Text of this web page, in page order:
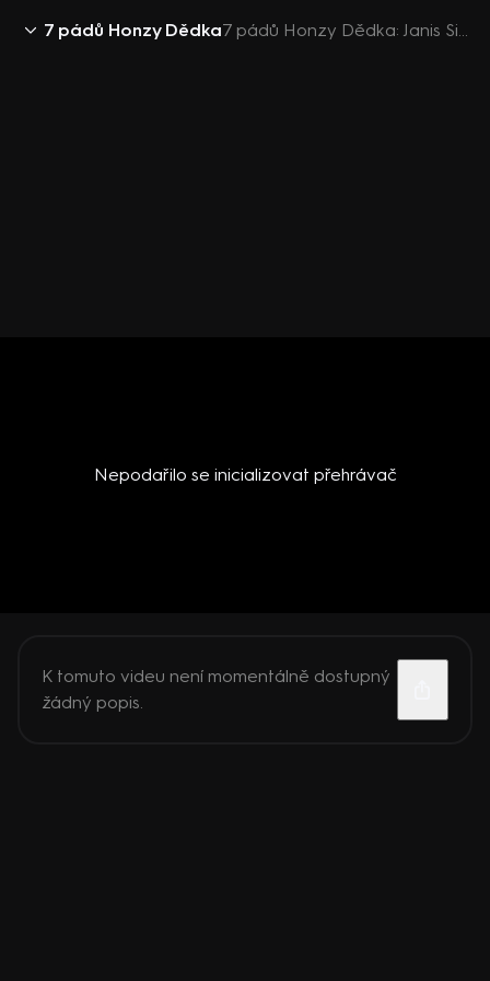
7 pádů Honzy Dědka 7 pádů Honzy Dědka: Janis Sidovský & Pavel Vítek
Nepodařilo se inicializovat přehrávač
K tomuto videu není momentálně dostupný
žádný popis.